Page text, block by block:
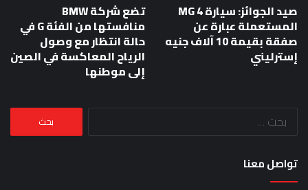
صيد الجوائز: سيارة MG 4
المستعملة عبارة عن
صفقة بقيمة 10 آلاف جنيه
إسترليني
تضع شركة BMW
منافستها من الفئة G في
حالة انتظار مع وصول
الرياح المعاكسة في الصين
إلى موطنها
البحث
تواصل معنا